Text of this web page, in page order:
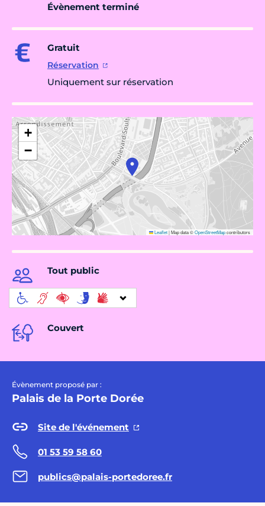
Évènement terminé
Gratuit
Réservation
Uniquement sur réservation
+
−
Leaflet|Map data ©OpenStreetMapcontributors
Tout public
Couvert
Évènement proposé par :
Palais de la Porte Dorée
Site de l'événement
01 53 59 58 60
publics@palais-portedoree.fr